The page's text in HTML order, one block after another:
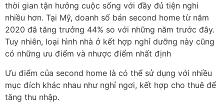
thời gian tận hưởng cuộc sống với đầy đủ tiện nghi
nhiều hơn. Tại Mỹ, doanh số bán second home từ năm
2020 đã tăng trưởng 44% so với những năm trước đây.
Tuy nhiên, loại hình nhà ở kết hợp nghỉ dưỡng này cũng
có những ưu điểm và nhược điểm nhất định
Ưu điểm của second home là có thể sử dụng với nhiều
mục đích khác nhau như nghỉ ngơi, kết hợp cho thuê để
tăng thu nhập.